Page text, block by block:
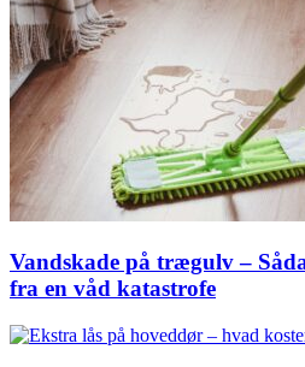
Vandskade på trægulv –
fra en våd katastrofe